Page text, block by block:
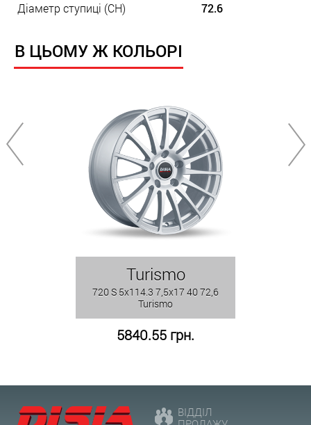
Діаметр ступиці (СН)
72.6
В ЦЬОМУ Ж КОЛЬОРІ
Turismo
720 S 5x114.3 7,5x17 40 72,6
Turismo
5840.55 грн.
ВІДДІЛ